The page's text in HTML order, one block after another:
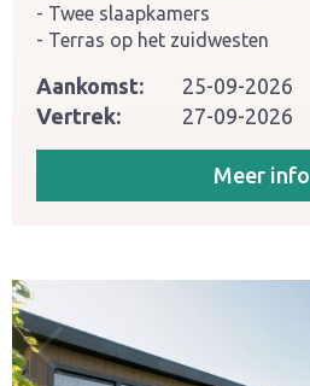
Twee slaapkamers
Terras op het zuidwesten
Aankomst:
25-09-2026
Vertrek:
27-09-2026
Meer info